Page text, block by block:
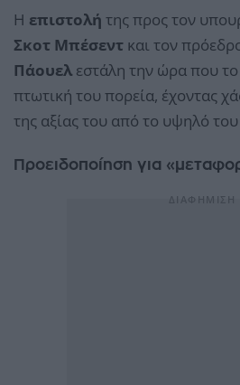
Η επιστολή της προς τον
Σκοτ Μπέσεντ και τον
Πάουελ εστάλη την ώρα που το
πτωτική του πορεία, έχοντας
της αξίας του από το υψηλό
Προειδοποίηση για